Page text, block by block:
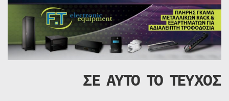
ΣΕ ΑΥΤΟ ΤΟ ΤΕΥΧΟΣ